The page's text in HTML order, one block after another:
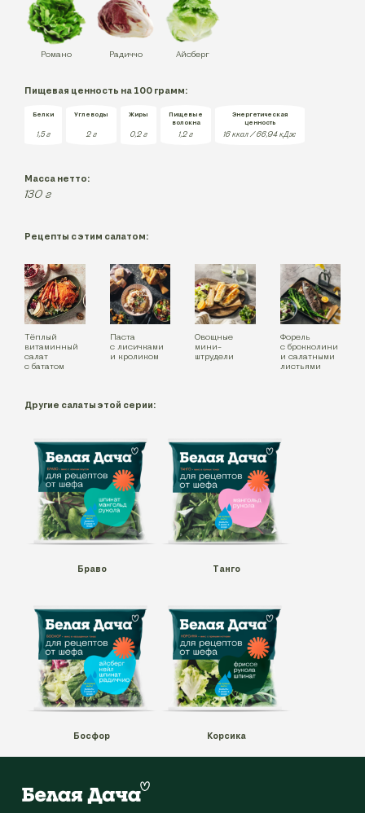
Романо Радиччо Айсберг
Пищевая ценность на 100 грамм:
Белки
1,5г
Углеводы
2г
Жиры
0,2г
Пищевые
волокна
1,2г
Энергетическая
ценность
16 ккал / 66,94 кДж
Масса нетто:
130 г
Рецепты с этим салатом:
Тёплый
витаминный
салат
с бататом
Паста
с лисичками
и кроликом
Овощные
мини-
штрудели
Форель
с брокколини
и салатными
листьями
Другие салаты этой серии:
Браво Танго
Босфор Корсика